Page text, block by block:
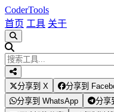
CoderTools
首页 工具 关于
分享到 X 分享到
分享到 WhatsApp
分享